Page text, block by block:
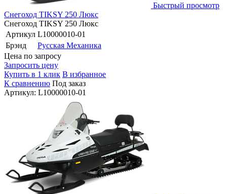
Быстрый просмотр
Снегоход TIKSY 250 Люкс
Снегоход TIKSY 250 Люкс
Артикул L10000010-01
Брэнд
Русская Механика
Цена по запросу
Запросить цену
Купить в 1 клик В избранное
К сравнению Под заказ
Артикул: L10000010-01